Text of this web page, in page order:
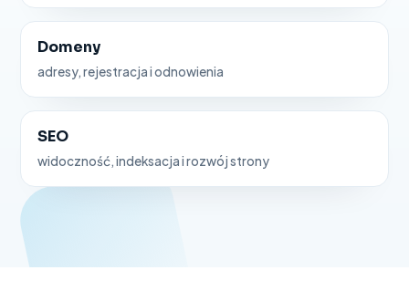
Domeny
adresy, rejestracja i odnowienia
SEO
widoczność, indeksacja i rozwój strony